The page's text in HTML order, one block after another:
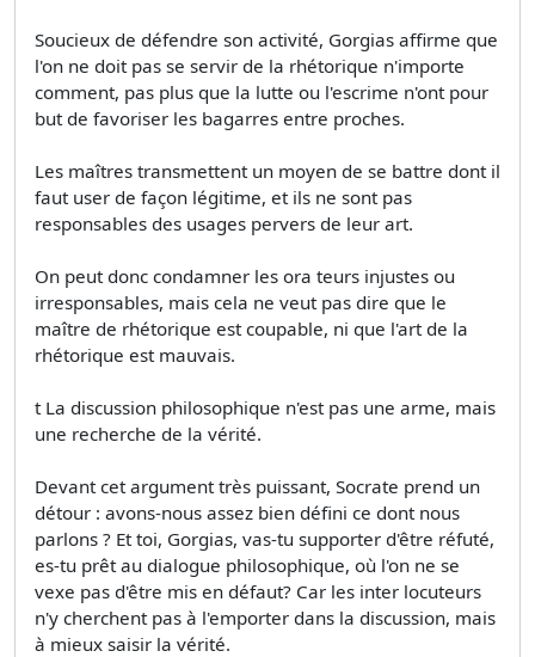
Soucieux de défendre son activité, Gorgias affirme que
l'on ne doit pas se servir de la rhétorique n'importe
comment, pas plus que la lutte ou l'escrime n'ont pour
but de favoriser les bagarres entre proches.
Les maîtres transmettent un moyen de se battre dont il
faut user de façon légitime, et ils ne sont pas
responsables des usages pervers de leur art.
On peut donc condamner les ora­ teurs injustes ou
irresponsables, mais cela ne veut pas dire que le
maître de rhétorique est coupable, ni que l'art de la
rhétorique est mauvais.
t La discussion philosophique n'est pas une arme, mais
une recherche de la vérité.
Devant cet argument très puissant, Socrate prend un
détour : avons-nous assez bien défini ce dont nous
parlons ? Et toi, Gorgias, vas-tu supporter d'être réfuté,
es-tu prêt au dialogue philosophique, où l'on ne se
vexe pas d'être mis en défaut? Car les inter­ locuteurs
n'y cherchent pas à l'emporter dans la discussion, mais
à mieux saisir la vérité.